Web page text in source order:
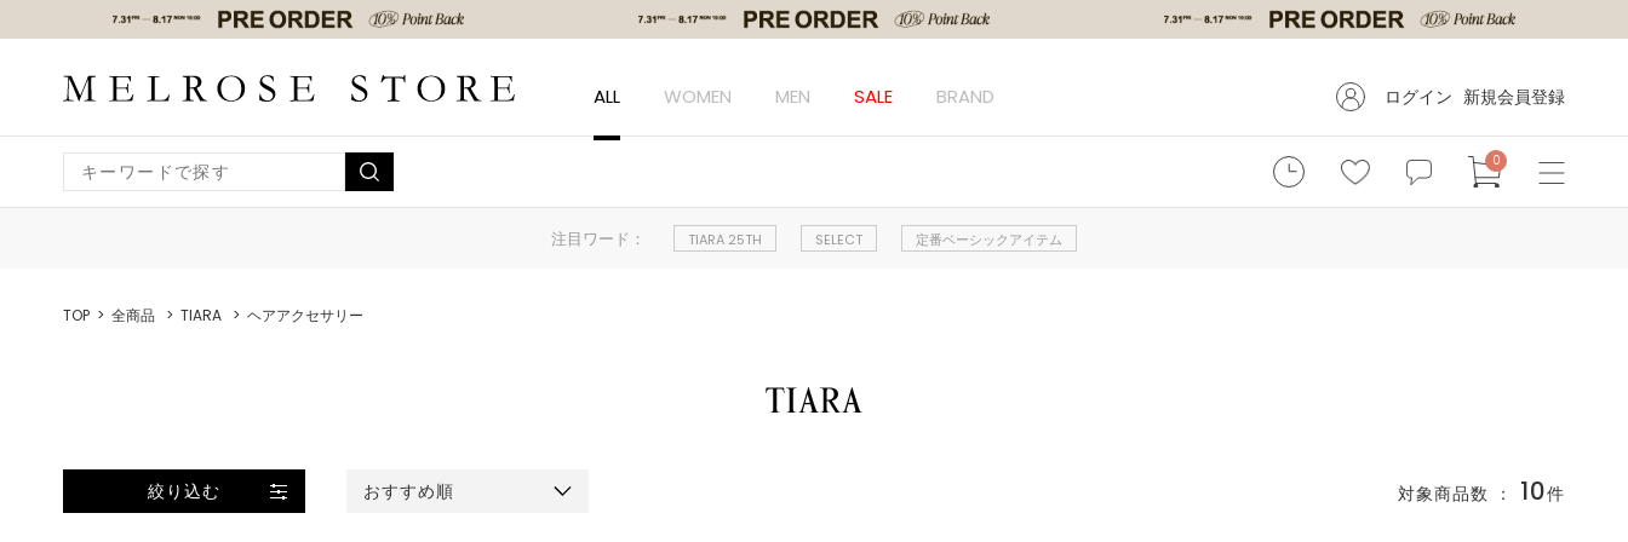
ALL WOMEN MEN SALE BRAND ログイン 新規会員登録
0
注目ワード： TIARA 25TH SELECT 定番ベーシックアイテム
TOP 全商品 TIARA ヘアアクセサリー
絞り込む おすすめ順 対象商品数 ： 10件